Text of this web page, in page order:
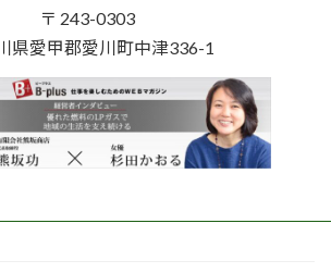
〒 243-0303
県愛甲郡愛川町中津336-1